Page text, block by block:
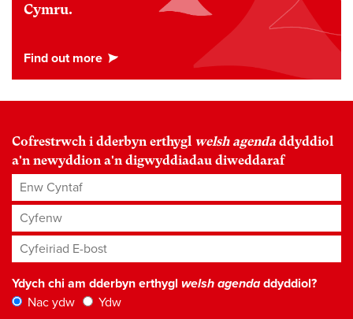
Cymru.
Cofrestrwch i dderbyn erthygl welsh agenda ddyddiol
a'n newyddion a'n digwyddiadau diweddaraf
Enw Cyntaf
Cyfenw
Cyfeiriad E-bost*
Ydych chi am dderbyn erthygl welsh agendaddyddiol?
Nac ydw
Ydw